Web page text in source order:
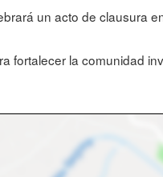
un acto de clausura
fortalecer la comunidad